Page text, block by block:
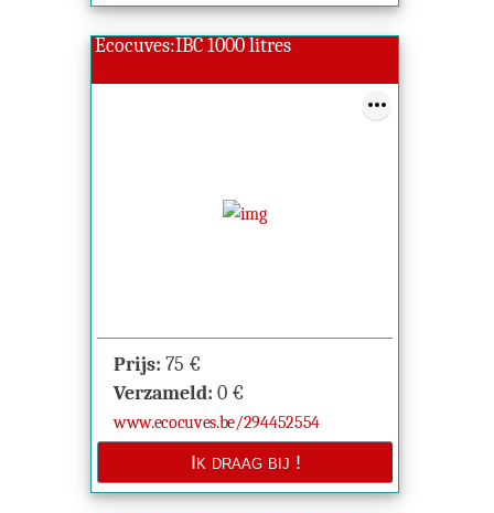
Ecocuves:IBC 1000 litres
Prijs: 75 €
Verzameld: 0 €
www.ecocuves.be/294452554